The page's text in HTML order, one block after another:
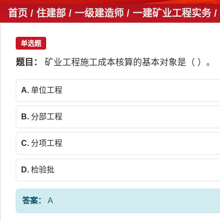
首页 / 住建部 / 一级建造师 / 一建矿业工程实务
单选题
题目： 矿业工程施工成本核算的基本对象是（ ）。
A. 单位工程
B. 分部工程
C. 分项工程
D. 检验批
答案： A